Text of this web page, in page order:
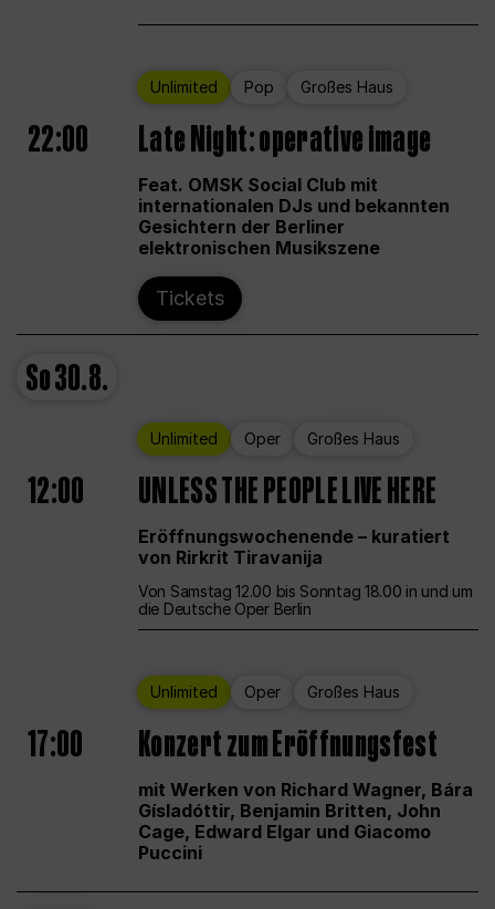
Unlimited Pop Großes Haus
22:00 Late Night: operative image
Feat. OMSK Social Club mit
internationalen DJs und bekannten
Gesichtern der Berliner
elektronischen Musikszene
Tickets
So30.8.
Unlimited Oper Großes Haus
12:00 UNLESS THE PEOPLE LIVE HERE
Eröffnungswochenende – kuratiert
von Rirkrit Tiravanija
Von Samstag 12.00 bis Sonntag 18.00 in und um
die Deutsche Oper Berlin
Unlimited Oper Großes Haus
17:00 Konzert zum Eröffnungsfest
mit Werken von Richard Wagner, Bára
Gísladóttir, Benjamin Britten, John
Cage, Edward Elgar und Giacomo
Puccini